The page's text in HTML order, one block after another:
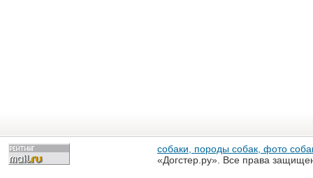
собаки, породы собак, фото
«Догстер.ру». Все права